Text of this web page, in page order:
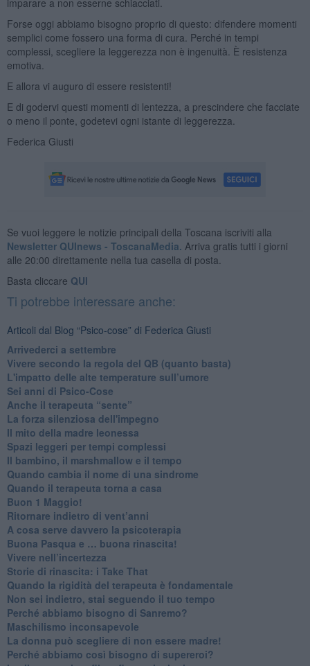
Forse oggi abbiamo bisogno proprio di questo: difendere momenti
semplici come fossero una forma di cura. Perché in tempi
complessi, scegliere la leggerezza non è ingenuità. È resistenza
emotiva.
E allora vi auguro di essere resistenti!
E di godervi questi momenti di lentezza, a prescindere che facciate
o meno il ponte, godetevi ogni istante di leggerezza.
Federica Giusti
Se vuoi leggere le notizie principali della Toscana iscriviti alla
Newsletter QUInews - ToscanaMedia. Arriva gratis tutti i giorni
alle 20:00 direttamente nella tua casella di posta.
Basta cliccare QUI
Ti potrebbe interessare anche:
Articoli dal Blog “Psico-cose” di Federica Giusti
​Arrivederci a settembre
​Vivere secondo la regola del QB (quanto basta)
​L'impatto delle alte temperature sull’umore
Sei anni di Psico-Cose
​Anche il terapeuta “sente”
​La forza silenziosa dell'impegno
​Il mito della madre leonessa
Spazi leggeri per tempi complessi
Il bambino, il marshmallow e il tempo
​Quando cambia il nome di una sindrome
​Quando il terapeuta torna a casa
​Buon 1 Maggio!
Ritornare indietro di vent’anni
​A cosa serve davvero la psicoterapia
​Buona Pasqua e … buona rinascita!
​Vivere nell’incertezza
​Storie di rinascita: i Take That
​Quando la rigidità del terapeuta è fondamentale
​Non sei indietro, stai seguendo il tuo tempo
​Perché abbiamo bisogno di Sanremo?
​Maschilismo inconsapevole
​La donna può scegliere di non essere madre!
​Perché abbiamo così bisogno di supereroi?